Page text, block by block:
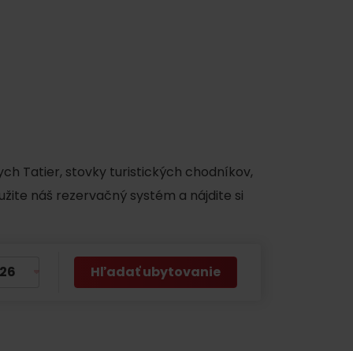
Tatier, stovky turistických chodníkov,
náš rezervačný systém a nájdite si
Hľadať ubytovanie